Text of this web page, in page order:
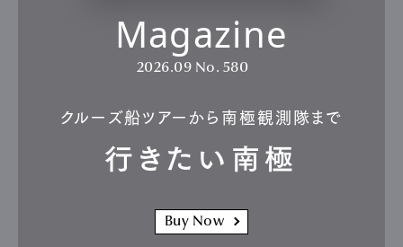
Magazine
2026.09 No. 580
クルーズ船ツアーから南極観測隊まで
行きたい南極
Buy Now